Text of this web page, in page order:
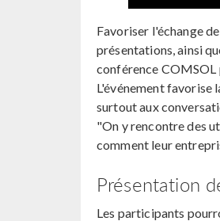
Favoriser l'échange
présentations, ainsi
conférence COMSOL
L'événement favorise
surtout aux
"On y rencontre des
comment leur
Présentation
Les participants